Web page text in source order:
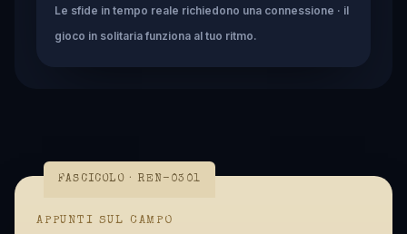
Le sfide in tempo reale richiedono una connessione · il
gioco in solitaria funziona al tuo ritmo.
FASCICOLO · REN-0301
APPUNTI SUL CAMPO